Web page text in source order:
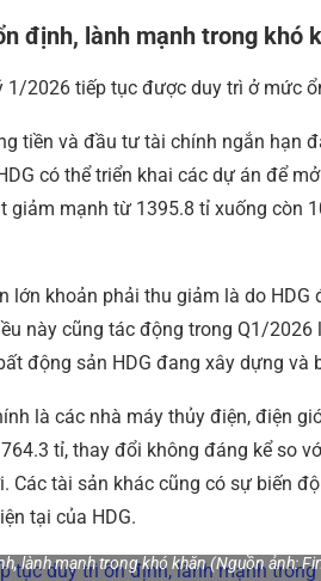
định, lành mạnh trong khó
1/2026 tiếp tục được duy trì ở mức
tiền và đầu tư tài chính ngắn hạn
có thể triển khai các dự án để
giảm mạnh từ 1395.8 tỉ xuống còn
khoản phải thu giảm là do HDG
này cũng tác động trong Q1/2026
động sản HDG đang xây dựng và
là các nhà máy thủy điện, điện
tỉ, thay đổi không đáng kể so
tài sản khác cũng có sự biến
tại của HDG.
lành mạnh trong khó khăn (Nguồn ảnh: